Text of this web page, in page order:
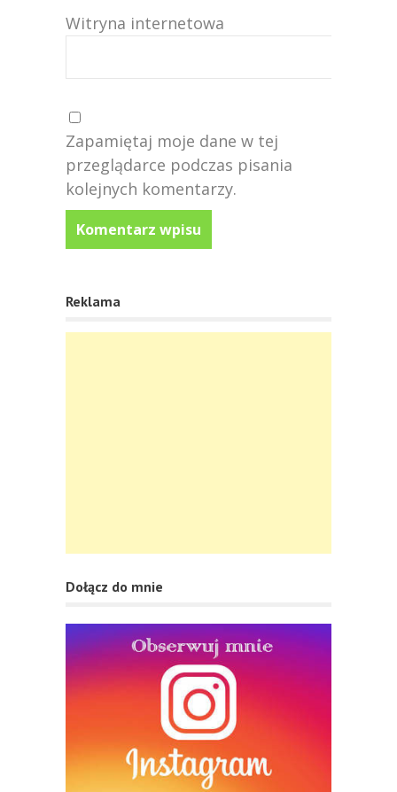
Witryna internetowa
Zapamiętaj moje dane w tej
przeglądarce podczas pisania
kolejnych komentarzy.
Reklama
Dołącz do mnie